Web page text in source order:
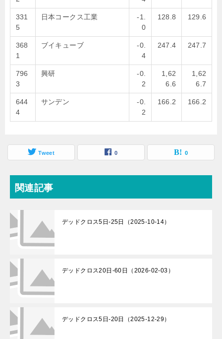
331
5
日本コークス工業
-1.
0
128.8 129.6
368
1
ブイキューブ
-0.
4
247.4 247.7
796
3
興研
-0.
2
1,62
6.6
1,62
6.7
644
4
サンデン
-0.
2
166.2 166.2
Tweet 0 0
関連記事
デッドクロス5日-25日（2025-10-14）
デッドクロス20日-60日（2026-02-03）
デッドクロス5日-20日（2025-12-29）